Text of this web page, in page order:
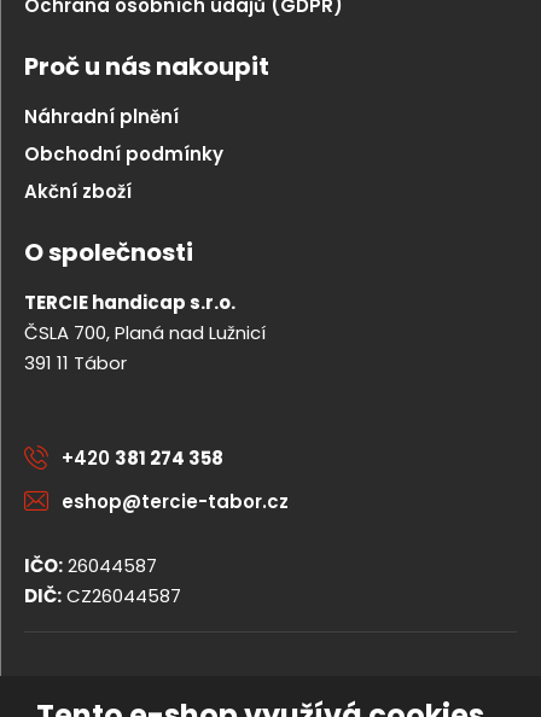
Ochrana osobních údajů (GDPR)
Proč u nás nakoupit
Náhradní plnění
Obchodní podmínky
Akční zboží
O společnosti
TERCIE handicap s.r.o.
ČSLA 700, Planá nad Lužnicí
391 11 Tábor
+420 381 274 358
eshop@tercie-tabor.cz
IČO:26044587
DIČ:CZ26044587